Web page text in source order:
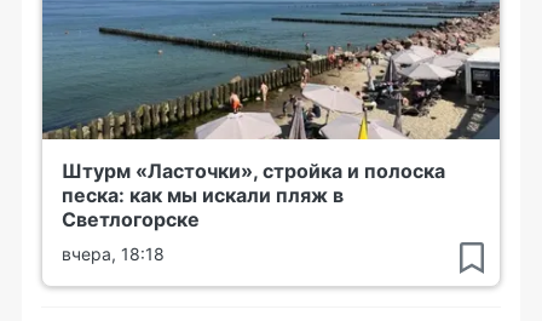
Штурм «Ласточки», стройка и полоска
песка: как мы искали пляж в
Светлогорске
вчера, 18:18